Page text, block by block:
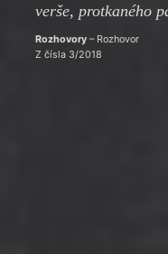
verše, protkaného
Rozhovory– Rozhovor
Z čísla 3/2018